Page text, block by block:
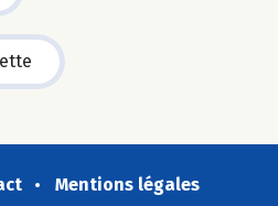
Mentions légales